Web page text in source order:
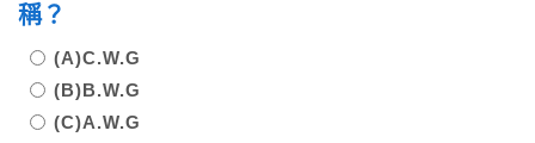
稱？
(A)C.W.G
(B)B.W.G
(C)A.W.G